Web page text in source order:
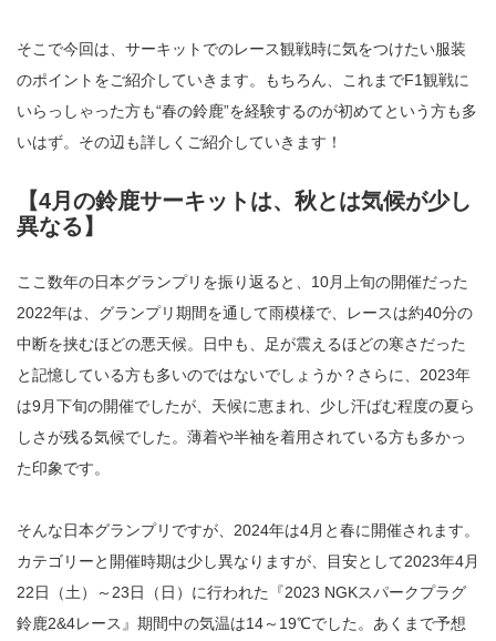
そこで今回は、サーキットでのレース観戦時に気をつけたい服装
のポイントをご紹介していきます。もちろん、これまでF1観戦に
いらっしゃった方も“春の鈴鹿”を経験するのが初めてという方も多
いはず。その辺も詳しくご紹介していきます！
【4月の鈴鹿サーキットは、秋とは気候が少し
異なる】
ここ数年の日本グランプリを振り返ると、10月上旬の開催だった
2022年は、グランプリ期間を通して雨模様で、レースは約40分の
中断を挟むほどの悪天候。日中も、足が震えるほどの寒さだった
と記憶している方も多いのではないでしょうか？さらに、2023年
は9月下旬の開催でしたが、天候に恵まれ、少し汗ばむ程度の夏ら
しさが残る気候でした。薄着や半袖を着用されている方も多かっ
た印象です。
そんな日本グランプリですが、2024年は4月と春に開催されます。
カテゴリーと開催時期は少し異なりますが、目安として2023年4月
22日（土）～23日（日）に行われた『2023 NGKスパークプラグ
鈴鹿2&4レース』期間中の気温は14～19℃でした。あくまで予想